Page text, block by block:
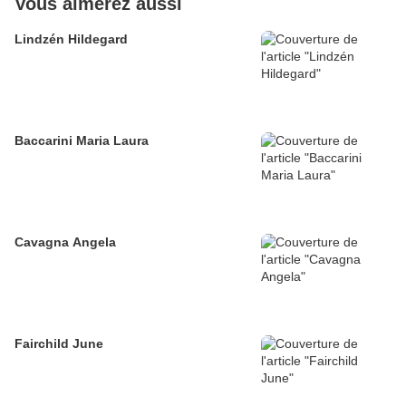
Vous aimerez aussi
Lindzén Hildegard
Baccarini Maria Laura
Cavagna Angela
Fairchild June